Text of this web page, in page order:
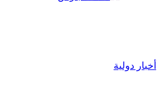
أخبار دولية